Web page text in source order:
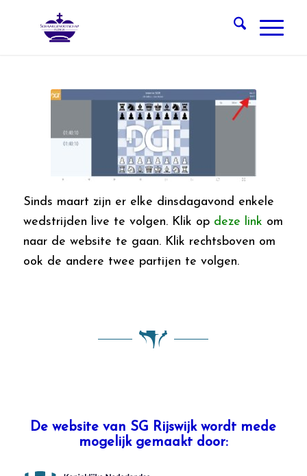
Sinds maart zijn er elke dinsdagavond enkele
wedstrijden live te volgen. Klik op deze link om
naar de website te gaan. Klik rechtsboven om
ook de andere twee partijen te volgen.
De website van SG Rijswijk wordt mede
mogelijk gemaakt door: